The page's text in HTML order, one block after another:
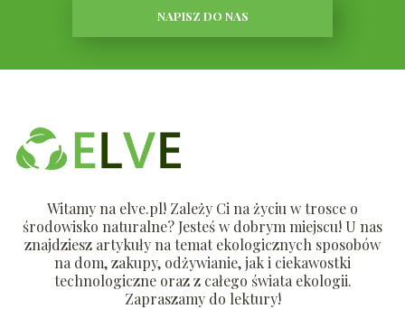
NAPISZ DO NAS
Witamy na elve.pl! Zależy Ci na życiu w trosce o
środowisko naturalne? Jesteś w dobrym miejscu! U nas
znajdziesz artykuły na temat ekologicznych sposobów
na dom, zakupy, odżywianie, jak i ciekawostki
technologiczne oraz z całego świata ekologii.
Zapraszamy do lektury!